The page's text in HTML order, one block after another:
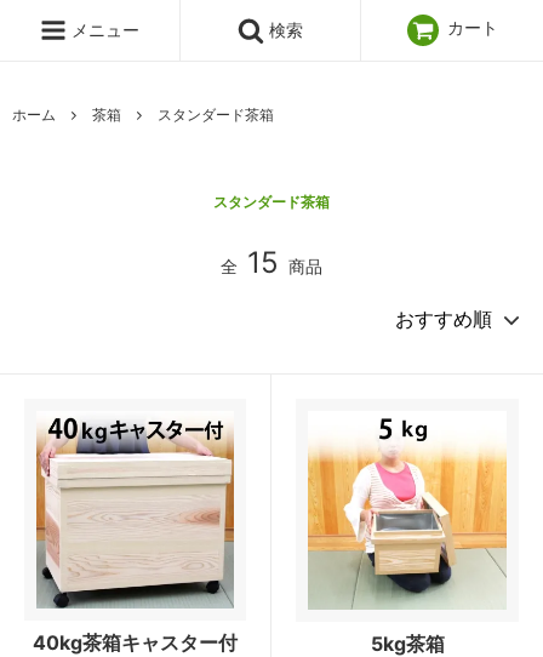
メニュー 検索 カート
ホーム 茶箱 スタンダード茶箱
スタンダード茶箱
全 15 商品
40kg茶箱キャスター付 5kg茶箱